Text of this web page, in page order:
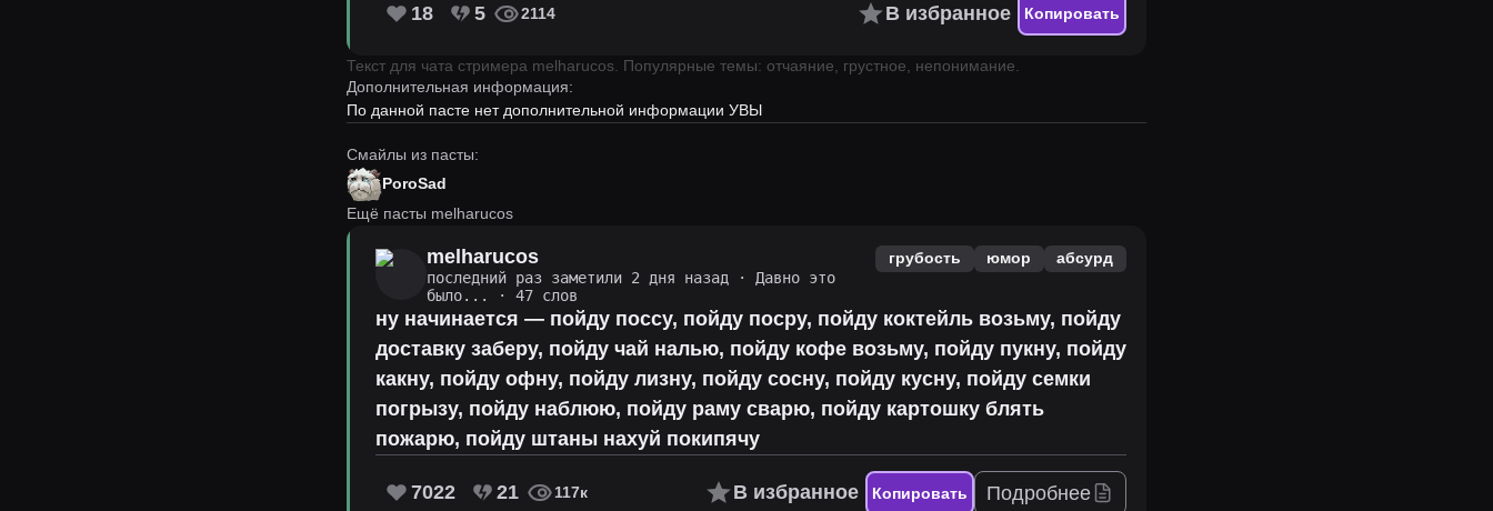
18 5 2114 В избранное Копировать
Текст для чата стримера melharucos. Популярные темы: отчаяние, грустное, непонимание.
Дополнительная информация:
По данной пасте нет дополнительной информации УВЫ
Смайлы из пасты:
PoroSad
Ещё пасты melharucos
melharucos
последний раз заметили 2 дня назад ·
Давно это
было...
· 47 слов
грубость юмор абсурд
ну начинается — пойду поссу, пойду посру, пойду коктейль возьму, пойду
доставку заберу, пойду чай налью, пойду кофе возьму, пойду пукну, пойду
какну, пойду офну, пойду лизну, пойду сосну, пойду кусну, пойду семки
погрызу, пойду наблюю, пойду раму сварю, пойду картошку блять
пожарю, пойду штаны нахуй покипячу
7022 21 117к В избранное Копировать Подробнее